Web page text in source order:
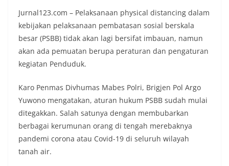
Jurnal123.com – Pelaksanaan physical distancing dalam
kebijakan pelaksanaan pembatasan sosial berskala
besar (PSBB) tidak akan lagi bersifat imbauan, namun
akan ada pemuatan berupa peraturan dan pengaturan
kegiatan Penduduk.
Karo Penmas Divhumas Mabes Polri, Brigjen Pol Argo
Yuwono mengatakan, aturan hukum PSBB sudah mulai
ditegakkan. Salah satunya dengan membubarkan
berbagai kerumunan orang di tengah merebaknya
pandemi corona atau Covid-19 di seluruh wilayah
tanah air.